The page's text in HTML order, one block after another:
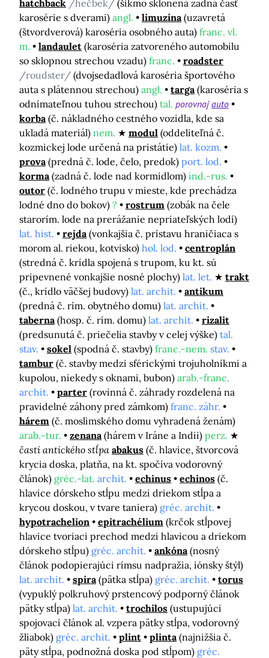
hatchback /hečbek/ (šikmo sklonená zadná časť
karosérie s dverami) angl. limuzína (uzavretá
(štvordverová) karoséria osobného auta) franc. vl.
m.
landaulet (karoséria zatvoreného automobilu
so sklopnou strechou vzadu) franc.
roadster
/roudster/ (dvojsedadlová karoséria športového
auta s plátennou strechou) angl. targa (karoséria s
odnímateľnou tuhou strechou) tal. porovnajauto
korba (č. nákladného cestného vozidla, kde sa
ukladá materiál) nem. modul (oddeliteľná č.
kozmickej lode určená na pristátie) lat. kozm.
prova (predná č. lode, čelo, predok) port. lod.
korma (zadná č. lode nad kormidlom) ind.-rus.
outor (č. lodného trupu v mieste, kde prechádza
lodné dno do bokov) ? rostrum (zobák na čele
starorím. lode na prerážanie nepriateľských lodí)
lat. hist.
rejda (vonkajšia č. prístavu hraničiaca s
morom al. riekou, kotvisko) hol. lod.
centroplán
(stredná č. krídla spojená s trupom, ku kt. sú
pripevnené vonkajšie nosné plochy) lat. let.
trakt
(č., krídlo väčšej budovy) lat. archit.
antikum
(predná č. rím. obytného domu) lat. archit.
taberna (hosp. č. rím. domu) lat. archit.
rizalit
(predsunutá č. priečelia stavby v celej výške) tal.
stav.
sokel (spodná č. stavby) franc.-nem. stav.
tambur (č. stavby medzi sférickými trojuholníkmi a
kupolou, niekedy s oknami, bubon) arab.-franc.
archit.
parter (rovinná č. záhrady rozdelená na
pravidelné záhony pred zámkom) franc. záhr.
hárem (č. moslimského domu vyhradená ženám)
arab.-tur.
zenana (hárem v Iráne a Indii) perz.
časti antického stĺpa abakus (č. hlavice, štvorcová
krycia doska, platňa, na kt. spočíva vodorovný
článok) gréc.-lat. archit. echinus echinos (č.
hlavice dórskeho stĺpu medzi driekom stĺpa a
krycou doskou, v tvare taniera) gréc. archit.
hypotrachelion
epitrachélium (krčok stĺpovej
hlavice tvoriaci prechod medzi hlavicou a driekom
dórskeho stĺpu) gréc. archit. ankóna (nosný
článok podopierajúci rímsu nadpražia, iónsky štýl)
lat. archit.
spira (pätka stĺpa) gréc. archit.
torus
(vypuklý polkruhový prstencový podporný článok
pätky stĺpa) lat. archit. trochilos (ustupujúci
spojovací článok al. vzpera pätky stĺpa, vodorovný
žliabok) gréc. archit. plint plinta (najnižšia č.
päty stĺpa, podnožná doska pod stĺpom) gréc.